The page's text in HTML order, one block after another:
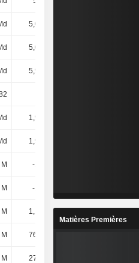
5,08 Md
5,05 Md
5,91 Md
1,92 Md
1,92 Md
-177 M
-177 M
1,18 Md
76,54 M
27,37 M
Matières Premières